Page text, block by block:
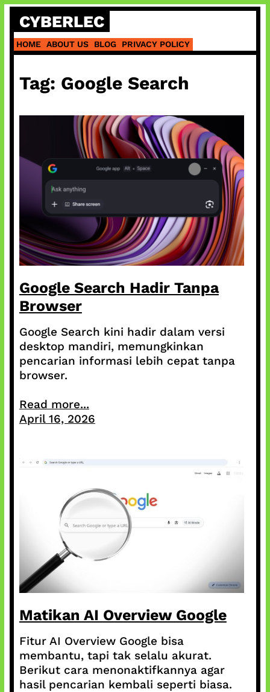
Skip
content
CYBERLEC
HOME ABOUT US BLOG PRIVACY POLICY
Tag: Google Search
Google Search Hadir Tanpa
Browser
Google Search kini hadir dalam versi
desktop mandiri, memungkinkan
pencarian informasi lebih cepat tanpa
browser.
Read more...
April 16, 2026
Matikan AI Overview Google
Fitur AI Overview Google bisa
membantu, tapi tak selalu akurat.
Berikut cara menonaktifkannya agar
hasil pencarian kembali seperti biasa.